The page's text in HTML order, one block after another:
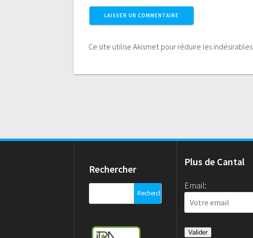
Ce site utilise Akismet pour réduire les indésirables.
Rechercher
Plus de Cantal
Email: